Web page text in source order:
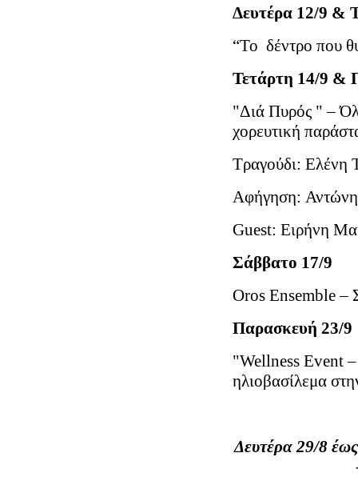
Δευτέρα 12/9 &
“Το δέντρο που
Τετάρτη 14/9 &
"Διά Πυρός " –
χορευτική
Τραγούδι: Ελένη
Αφήγηση:
Guest: Ειρήνη
Σάββατο
Oros Ensemble –
Παρασκευή
"Wellness Event
ηλιοβασίλεμα
Δευτέρα 29/8